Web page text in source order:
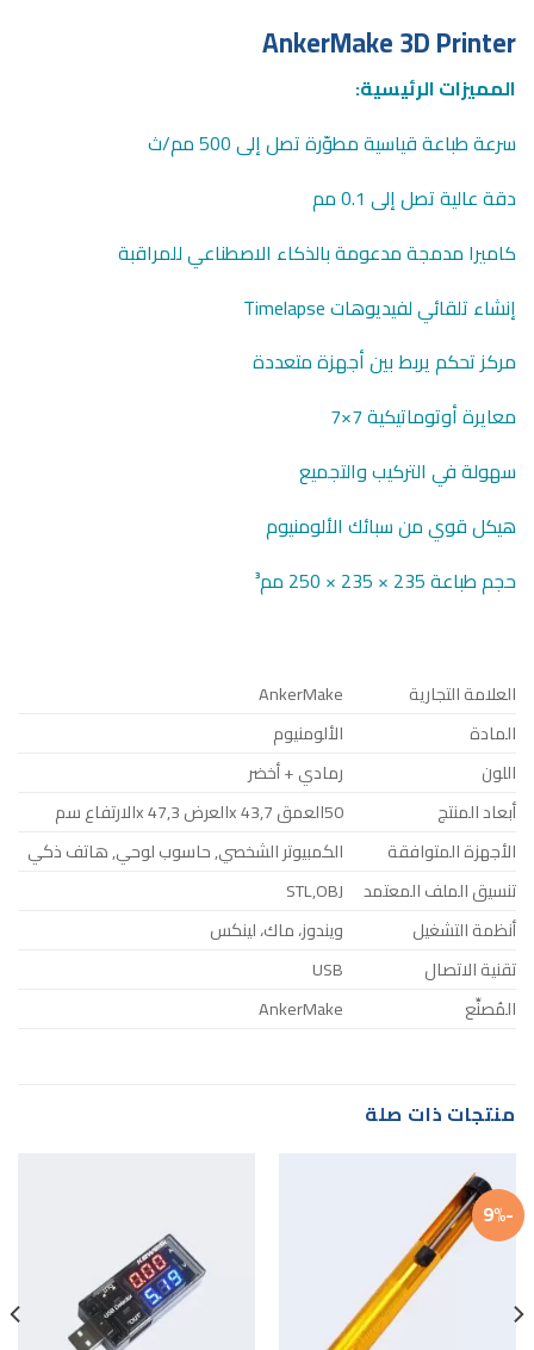
AnkerMake 3D Printer
المميزات الرئيسية:
سرعة طباعة قياسية مطوّرة تصل إلى 500 مم/ث
دقة عالية تصل إلى 0.1 مم
كاميرا مدمجة مدعومة بالذكاء الاصطناعي للمراقبة
إنشاء تلقائي لفيديوهات Timelapse
مركز تحكم يربط بين أجهزة متعددة
معايرة أوتوماتيكية 7×7
سهولة في التركيب والتجميع
هيكل قوي من سبائك الألومنيوم
حجم طباعة 235 × 235 × 250 مم³
العلامة التجارية
AnkerMake
المادة
الألومنيوم
اللون
رمادي + أخضر
أبعاد المنتج
50العمق x 43,7العرض x 47,3الارتفاع سم
الأجهزة المتوافقة
الكمبيوتر الشخصي, حاسوب لوحي, هاتف ذكي
تنسيق الملف المعتمد
STL,OBJ
أنظمة التشغيل
ويندوز، ماك، لينكس
تقنية الاتصال
USB
المُصنِّع
AnkerMake
منتجات ذات صلة
-9%